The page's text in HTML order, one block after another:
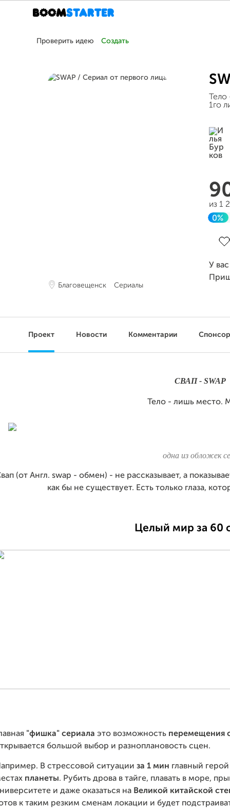
Проверить идею Создать
Благовещенск Сериалы
1го
из 1
0%
У
Проект Новости Комментарии
СВАП - SWAP
Тело - лишь место.
одна из обложек
(от Англ. swap - обмен) - не рассказывает, а
как бы не существует. Есть только глаза,
Целый мир за 60
"фишка" сериала это возможность перемещения
большой выбор и разноплановость сцен.
В стрессовой ситуации за 1 мин главный
планеты. Рубить дрова в тайге, плавать в море,
и даже оказаться на Великой китайской
к таким резким сменам локации и будет